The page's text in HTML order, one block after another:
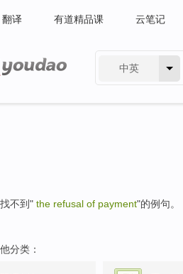
翻译 有道精品课 云笔记
中英
不到" the refusal of payment"的例句。
分类：